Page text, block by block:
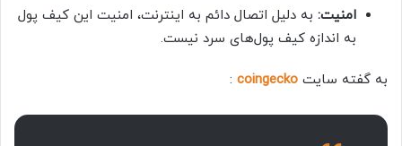
امنیت: به دلیل اتصال دائم به اینترنت، امنیت این کیف پول
به اندازه کیف پول‌های سرد نیست.
به گفته سایت coingecko
: